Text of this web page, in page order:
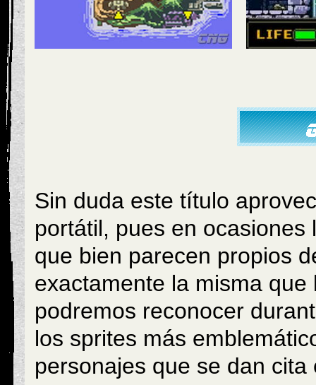
Sin duda este título
portátil, pues en
que bien parecen propios
exactamente la misma
podremos reconocer
los sprites más
personajes que se dan